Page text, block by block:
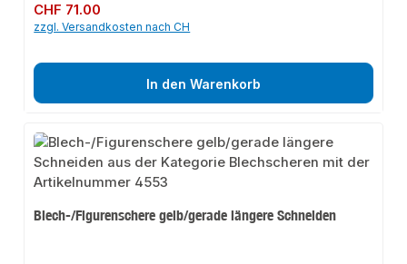
Regulärer Preis:
CHF 71.00
zzgl. Versandkosten nach CH
In den Warenkorb
Blech-/Figurenschere gelb/gerade längere Schneiden